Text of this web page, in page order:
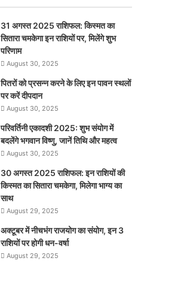
31 अगस्त 2025 राशिफल: किस्मत का
सितारा चमकेगा इन राशियों पर, मिलेंगे शुभ
परिणाम
August 30, 2025
पितरों को प्रसन्न करने के लिए इन पावन स्थलों
पर करें दीपदान
August 30, 2025
परिवर्तिनी एकादशी 2025: शुभ संयोग में
बदलेंगे भगवान विष्णु, जानें तिथि और महत्व
August 30, 2025
30 अगस्त 2025 राशिफल: इन राशियों की
किस्मत का सितारा चमकेगा, मिलेगा भाग्य का
साथ
August 29, 2025
अक्टूबर में नीचभंग राजयोग का संयोग, इन 3
राशियों पर होगी धन-वर्षा
August 29, 2025